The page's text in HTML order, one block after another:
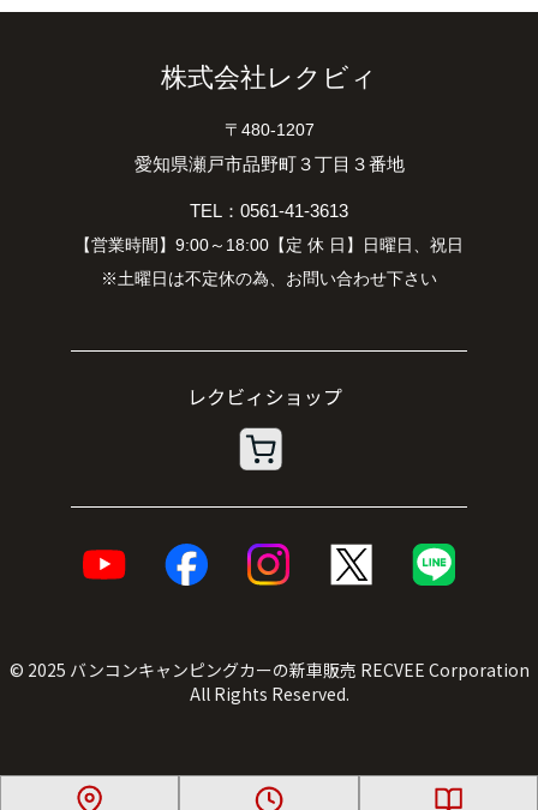
株式会社レクビィ
〒480-1207
愛知県瀬戸市品野町３丁目３番地
TEL：0561-41-3613
【営業時間】9:00～18:00【定 休 日】日曜日、祝日
※土曜日は不定休の為、お問い合わせ下さい
© 2025 バンコンキャンピングカーの新車販売 RECVEE Corporation
All Rights Reserved.